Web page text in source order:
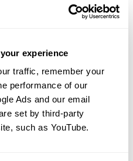
experience
traffic, remember your
performance of our
Ads and our email
set by third-party
such as YouTube.
Failure